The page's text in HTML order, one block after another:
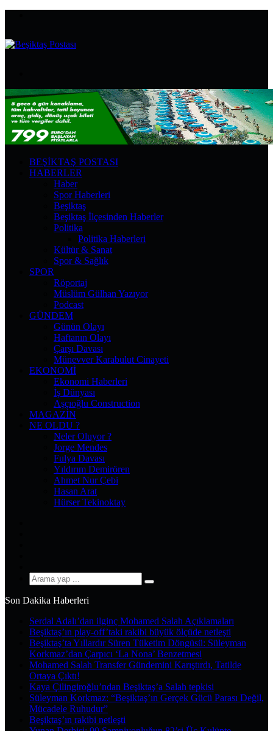
...
BEŞIKTAŞ POSTASI
HABERLER
Haber
Spor Haberleri
Beşiktaş
Beşiktaş İlçesinden Haberler
Politika
Politika Haberleri
Kültür & Sanat
Spor & Sağlık
SPOR
Röportaj
Müslüm Gülhan Yazıyor
Podcast
GÜNDEM
Günün Olayı
Haftanın Olayı
Çarşı Davası
Münevver Karabulut Cinayeti
EKONOMI
Ekonomi Haberleri
İş Dünyası
Aşçıoğlu Construction
MAGAZIN
NE OLDU ?
Neler Oluyor ?
Jorge Mendes
Fulya Davası
Yıldırım Demirören
Ahmet Nur Çebi
Hasan Arat
Hürser Tekinoktay
Arama
Son Dakika Haberleri
Serdal Adalı’dan ilginç Mohamed Salah Açıklamaları
Beşiktaş’ın play-off’taki rakibi büyük ölçüde netleşti
Beşiktaş’ta Yıllardır Süren Tüketim Döngüsü: Süleyman
Korkmaz’dan Çarpıcı ‘La Nona’ Benzetmesi
Mohamed Salah Transfer Gündemini Karıştırdı, Tatilde
Ortaya Çıktı!
Kaya Çilingiroğlu’ndan Beşiktaş’a Salah tepkisi
Süleyman Korkmaz: “Beşiktaş’ın Gerçek Gücü Parası Değil,
Mücadele Ruhudur”
Beşiktaş’ın rakibi netleşti